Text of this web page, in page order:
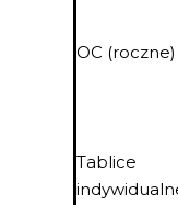
OC (roczne)
Tablice